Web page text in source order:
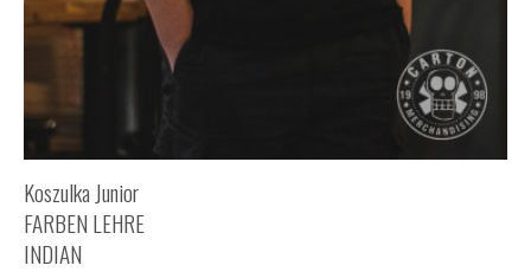
Koszulka Junior
FARBEN LEHRE
INDIAN